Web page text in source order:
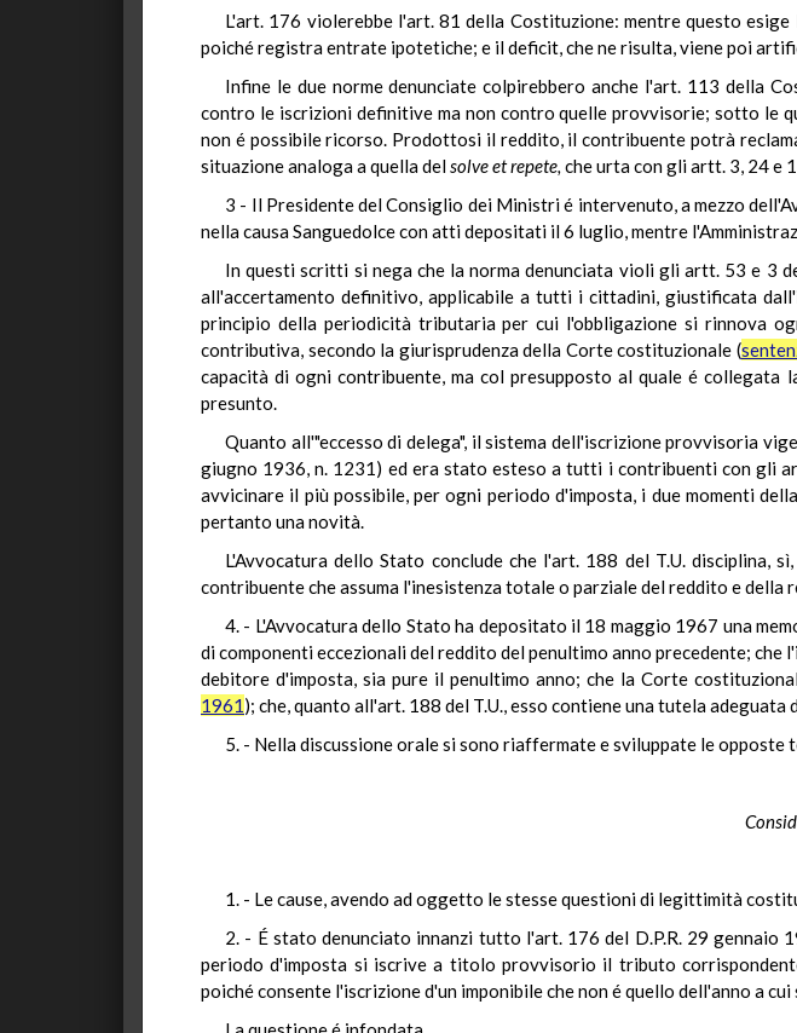
L'art. 176 violerebbe l'art. 81 della Costituzione: mentre questo
poiché registra entrate ipotetiche; e il deficit, che ne risulta, viene poi
Infine le due norme denunciate colpirebbero anche l'art. 113 della
contro le iscrizioni definitive ma non contro quelle provvisorie; sotto le
non é possibile ricorso. Prodottosi il reddito, il contribuente potrà
situazione analoga a quella delsolve et repete, che urta con gli artt. 3, 24 e
3 - Il Presidente del Consiglio dei Ministri é intervenuto, a mezzo
nella causa Sanguedolce con atti depositati il 6 luglio, mentre
In questi scritti si nega che la norma denunciata violi gli artt. 53 e 3
all'accertamento definitivo, applicabile a tutti i cittadini, giustificata
principio della periodicità tributaria per cui l'obbligazione si rinnova
contributiva, secondo la giurisprudenza della Corte costituzionale (
capacità di ogni contribuente, ma col presupposto al quale é
presunto.
Quanto all'"eccesso di delega", il sistema dell'iscrizione provvisoria
giugno 1936, n. 1231) ed era stato esteso a tutti i contribuenti con gli
avvicinare il più possibile, per ogni periodo d'imposta, i due momenti
pertanto una novità.
L'Avvocatura dello Stato conclude che l'art. 188 del T.U.
contribuente che assuma l'inesistenza totale o parziale del reddito e della
4. - L'Avvocatura dello Stato ha depositato il 18 maggio 1967 una
di componenti eccezionali del reddito del penultimo anno precedente;
debitore d'imposta, sia pure il penultimo anno; che la Corte
1961); che, quanto all'art. 188 del T.U., esso contiene una tutela
5. - Nella discussione orale si sono riaffermate e sviluppate le opposte
1. - Le cause, avendo ad oggetto le stesse questioni di legittimità
2. - É stato denunciato innanzi tutto l'art. 176 del D.P.R. 29 gennaio
periodo d'imposta si iscrive a titolo provvisorio il tributo
poiché consente l'iscrizione d'un imponibile che non é quello dell'anno a